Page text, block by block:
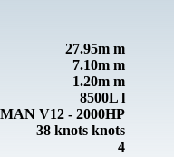
Astondoa
27.95m m
7.10m m
1.20m m
8500L l
V12 - 2000HP
38 knots knots
4